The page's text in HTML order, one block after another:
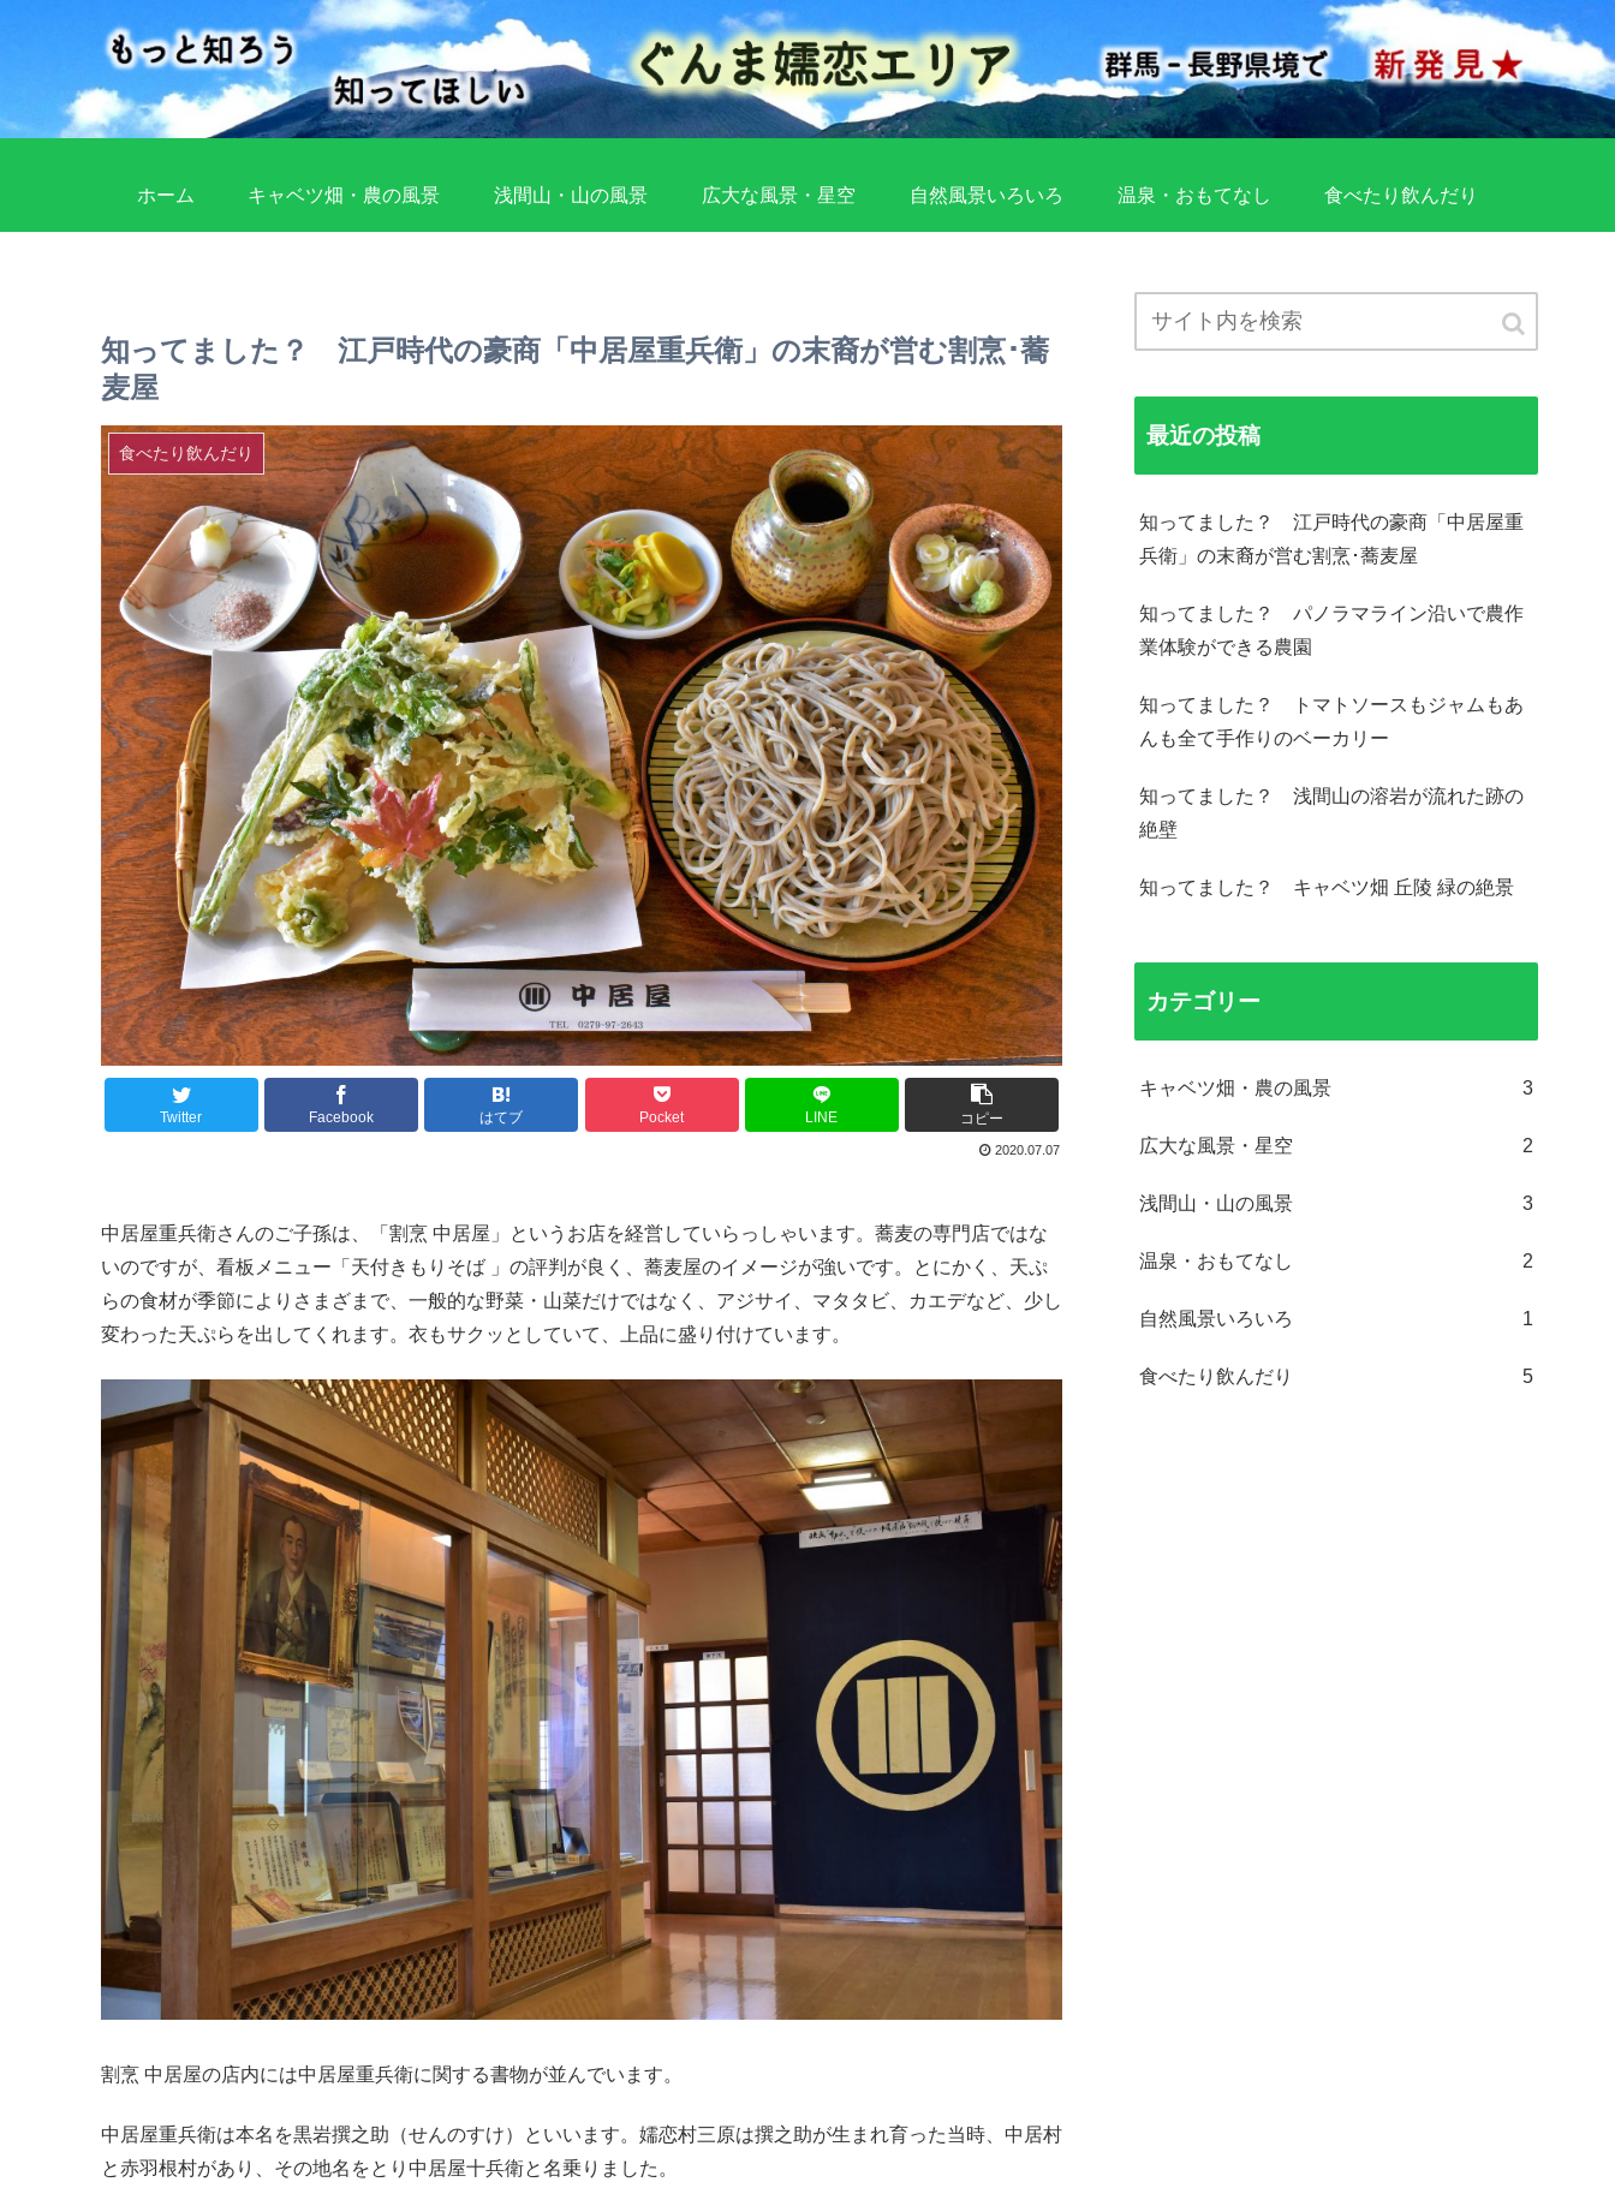
ホーム キャベツ畑・農の風景 浅間山・山の風景 広大な風景・星空 自然風景いろいろ 温泉・おもてなし 食べたり飲んだり
知ってました？ 江戸時代の豪商「中居屋重兵衛」の末裔が営む割烹･蕎
麦屋
食べたり飲んだり
Twitter Facebook はてブ Pocket LINE コピー
2020.07.07
中居屋重兵衛さんのご子孫は、「割烹 中居屋」というお店を経営していらっしゃいます。蕎麦の専門店ではな
いのですが、看板メニュー「天付きもりそば 」の評判が良く、蕎麦屋のイメージが強いです。とにかく、天ぷ
らの食材が季節によりさまざまで、一般的な野菜・山菜だけではなく、アジサイ、マタタビ、カエデなど、少し
変わった天ぷらを出してくれます。衣もサクッとしていて、上品に盛り付けています。
割烹 中居屋の店内には中居屋重兵衛に関する書物が並んでいます。
中居屋重兵衛は本名を黒岩撰之助（せんのすけ）といいます。嬬恋村三原は撰之助が生まれ育った当時、中居村
と赤羽根村があり、その地名をとり中居屋十兵衛と名乗りました。
最近の投稿
知ってました？ 江戸時代の豪商「中居屋重
兵衛」の末裔が営む割烹･蕎麦屋
知ってました？ パノラマライン沿いで農作
業体験ができる農園
知ってました？ トマトソースもジャムもあ
んも全て手作りのベーカリー
知ってました？ 浅間山の溶岩が流れた跡の
絶壁
知ってました？ キャベツ畑 丘陵 緑の絶景
カテゴリー
キャベツ畑・農の風景 3
広大な風景・星空 2
浅間山・山の風景 3
温泉・おもてなし 2
自然風景いろいろ 1
食べたり飲んだり 5